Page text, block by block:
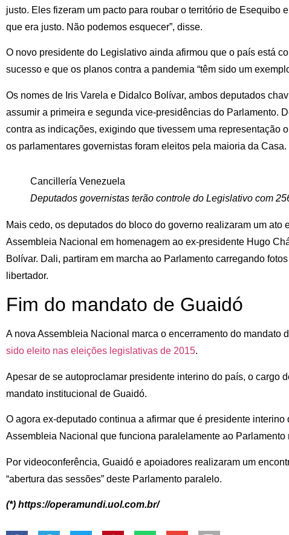
justo. Eles fizeram um pacto para roubar o território de Esequibo
que era justo. Não podemos esquecer”, disse.
O novo presidente do Legislativo ainda afirmou que o país está
sucesso e que os planos contra a pandemia “têm sido um
Os nomes de Iris Varela e Didalco Bolívar, ambos deputados
assumir a primeira e segunda vice-presidências do Parlamento.
contra as indicações, exigindo que tivessem uma representação
os parlamentares governistas foram eleitos pela maioria da Casa.
Cancillería Venezuela
Deputados governistas terão controle do Legislativo com
Mais cedo, os deputados do bloco do governo realizaram um ato
Assembleia Nacional em homenagem ao ex-presidente Hugo
Bolívar. Dali, partiram em marcha ao Parlamento carregando
libertador.
Fim do mandato de Guaidó
A nova Assembleia Nacional marca o encerramento do mandato
sido eleito nas eleições legislativas de 2015.
Apesar de se autoproclamar presidente interino do país, o cargo
mandato institucional de Guaidó.
O agora ex-deputado continua a afirmar que é presidente interino
Assembleia Nacional que funciona paralelamente ao Parlamento
Por videoconferência, Guaidó e apoiadores realizaram um
“abertura das sessões” deste Parlamento paralelo.
(*) https://operamundi.uol.com.br/